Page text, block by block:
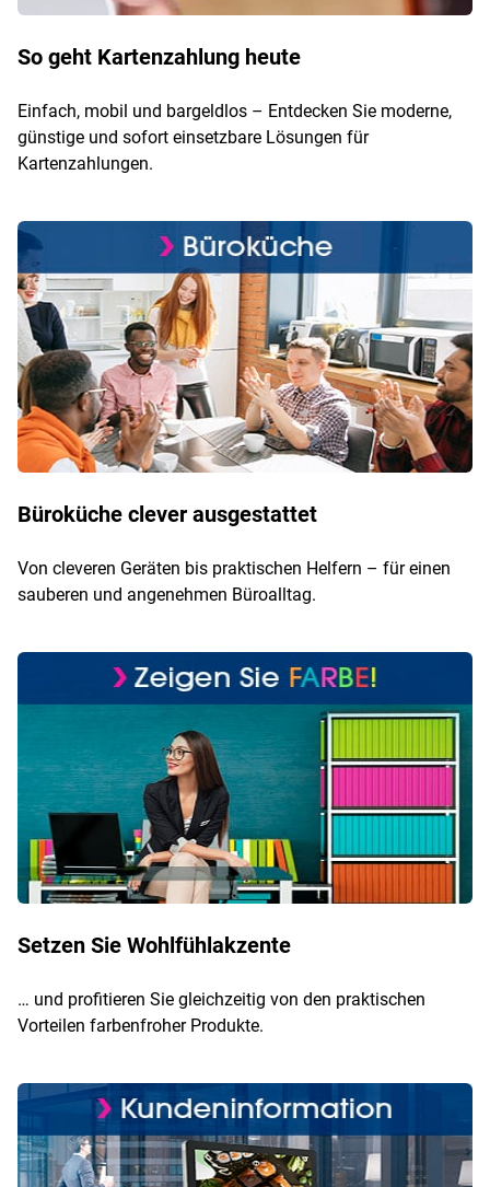
So geht Kartenzahlung heute
Einfach, mobil und bargeldlos – Entdecken Sie moderne,
günstige und sofort einsetzbare Lösungen für
Kartenzahlungen.
Büroküche clever ausgestattet
Von cleveren Geräten bis praktischen Helfern – für einen
sauberen und angenehmen Büroalltag.
Setzen Sie Wohlfühlakzente
… und profitieren Sie gleichzeitig von den praktischen
Vorteilen farbenfroher Produkte.